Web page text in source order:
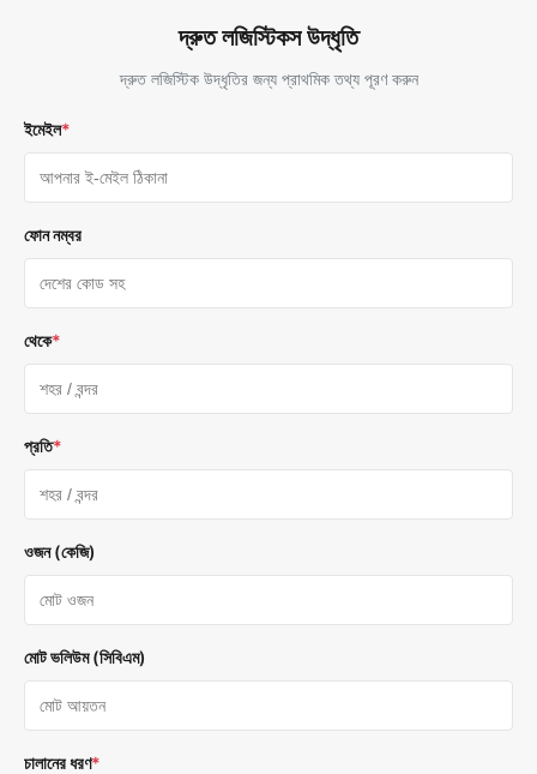
দ্রুত লজিস্টিকস উদ্ধৃতি
দ্রুত লজিস্টিক উদ্ধৃতির জন্য প্রাথমিক তথ্য পূরণ করুন
ইমেইল*
ফোন নম্বর
থেকে*
প্রতি*
ওজন (কেজি)
মোট ভলিউম (সিবিএম)
চালানের ধরণ*